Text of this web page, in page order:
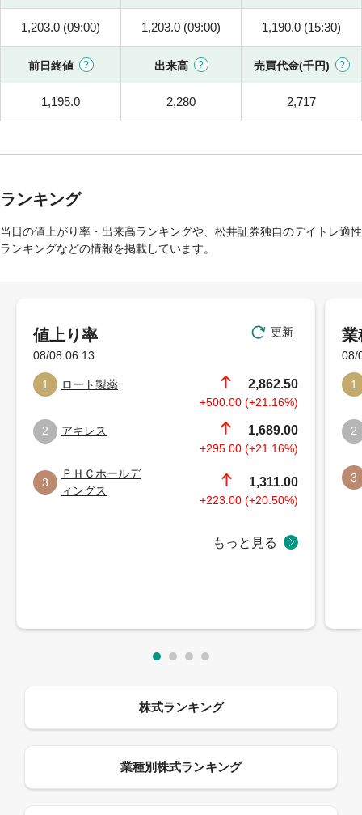
1,203.0 (09:00) 1,203.0 (09:00) 1,190.0 (15:30)
前日終値 出来高 売買代金(千円)
1,195.0 2,280 2,717
ランキング
当日の値上がり率・出来高ランキングや、松井証券独自のデイトレ適性
ランキングなどの情報を掲載しています。